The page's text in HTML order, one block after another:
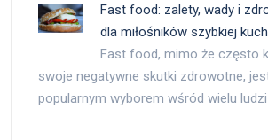
Fast food: zalety, wady i
dla miłośników szybkiej
Fast food, mimo że często
swoje negatywne skutki zdrowotne,
popularnym wyborem wśród wielu